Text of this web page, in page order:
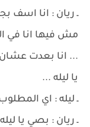
ـ ريان : انا اسف
مش فيها انا في
... انا بعدت
يا ليله ...
ـ ليله : اي
ـ ريان : بصي يا